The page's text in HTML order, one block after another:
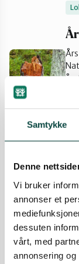
Samtykke
Denne
Vi bruker
annonser et
dessuten
vårt, med
annonsering
I